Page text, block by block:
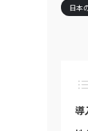
日本
導